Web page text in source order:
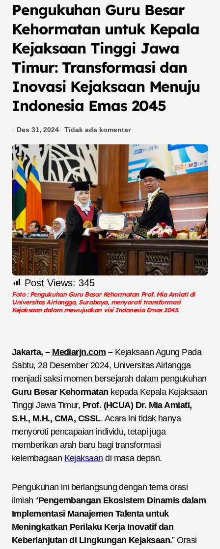
Pengukuhan Guru Besar
Kehormatan untuk Kepala
Kejaksaan Tinggi Jawa
Timur: Transformasi dan
Inovasi Kejaksaan Menuju
Indonesia Emas 2045
Des 31, 2024 Tidak ada komentar
Post Views: 345
Foto : Pengukuhan Guru Besar Kehormatan Prof. Mia Amiati di
Universitas Airlangga, Surabaya, menyoroti transformasi
Kejaksaan dalam mewujudkan visi Indonesia Emas 2045.
Jakarta, – Mediarjn.com –Kejaksaan Agung Pada
Sabtu, 28 Desember 2024, Universitas Airlangga
menjadi saksi momen bersejarah dalam pengukuhan
Guru Besar Kehormatan kepada Kepala Kejaksaan
Tinggi Jawa Timur, Prof. (HCUA) Dr. Mia Amiati,
S.H., M.H., CMA, CSSL. Acara ini tidak hanya
menyoroti pencapaian individu, tetapi juga
memberikan arah baru bagi transformasi
kelembagaan Kejaksaan di masa depan.
Pengukuhan ini berlangsung dengan tema orasi
ilmiah “Pengembangan Ekosistem Dinamis dalam
Implementasi Manajemen Talenta untuk
Meningkatkan Perilaku Kerja Inovatif dan
Keberlanjutan di Lingkungan Kejaksaan.” Orasi